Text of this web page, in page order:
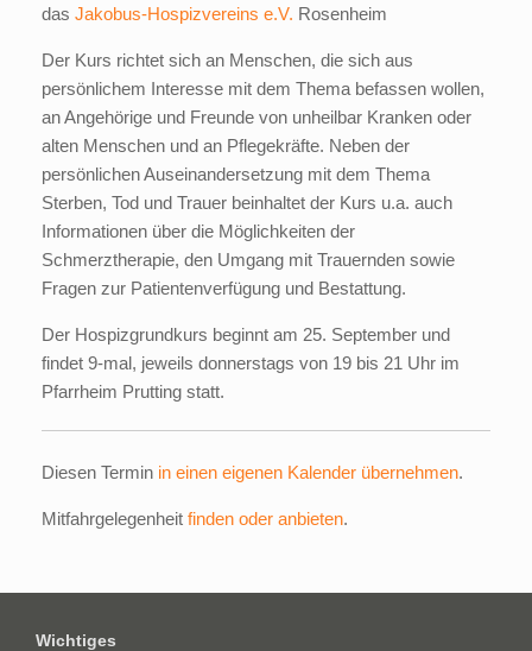
das Jakobus-Hospizvereins e.V. Rosenheim
Der Kurs richtet sich an Menschen, die sich aus
persönlichem Interesse mit dem Thema befassen wollen,
an Angehörige und Freunde von unheilbar Kranken oder
alten Menschen und an Pflegekräfte. Neben der
persönlichen Auseinandersetzung mit dem Thema
Sterben, Tod und Trauer beinhaltet der Kurs u.a. auch
Informationen über die Möglichkeiten der
Schmerztherapie, den Umgang mit Trauernden sowie
Fragen zur Patientenverfügung und Bestattung.
Der Hospizgrundkurs beginnt am 25. September und
findet 9-mal, jeweils donnerstags von 19 bis 21 Uhr im
Pfarrheim Prutting statt.
Diesen Termin in einen eigenen Kalender übernehmen.
Mitfahrgelegenheit finden oder anbieten.
Wichtiges